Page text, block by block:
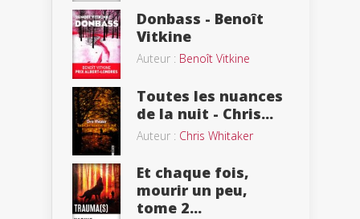
Donbass - Benoît
Vitkine
Auteur : Benoît Vitkine
Toutes les nuances
de la nuit - Chris...
Auteur : Chris Whitaker
Et chaque fois,
mourir un peu,
tome 2...